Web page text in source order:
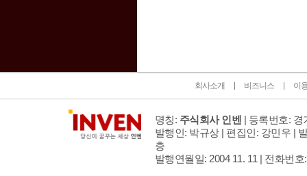
회사소개 비즈니스 이
명칭: 주식회사 인벤 | 등록번호: 경
발행인: 박규상 | 편집인: 강민우 |
층
발행연월일: 2004 11. 11 | 전화번호